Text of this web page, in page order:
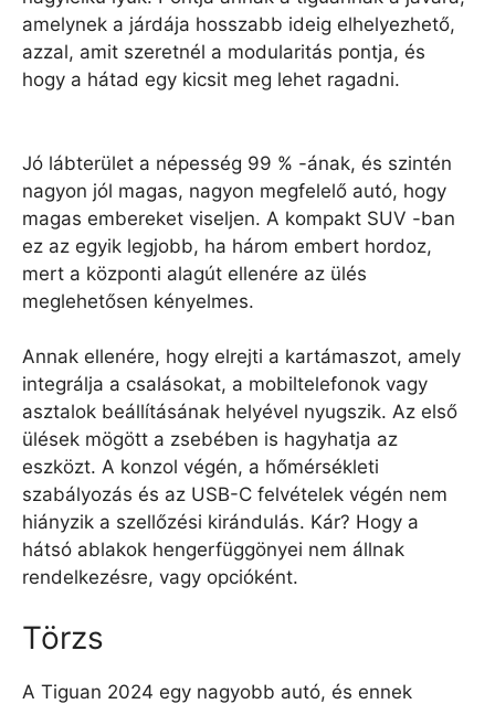
amelynek a járdája hosszabb ideig elhelyezhető,
azzal, amit szeretnél a modularitás pontja, és
hogy a hátad egy kicsit meg lehet ragadni.
Jó lábterület a népesség 99 % -ának, és szintén
nagyon jól magas, nagyon megfelelő autó, hogy
magas embereket viseljen. A kompakt SUV -ban
ez az egyik legjobb, ha három embert hordoz,
mert a központi alagút ellenére az ülés
meglehetősen kényelmes.
Annak ellenére, hogy elrejti a kartámaszot, amely
integrálja a csalásokat, a mobiltelefonok vagy
asztalok beállításának helyével nyugszik. Az első
ülések mögött a zsebében is hagyhatja az
eszközt. A konzol végén, a hőmérsékleti
szabályozás és az USB-C felvételek végén nem
hiányzik a szellőzési kirándulás. Kár? Hogy a
hátsó ablakok hengerfüggönyei nem állnak
rendelkezésre, vagy opcióként.
Törzs
A Tiguan 2024 egy nagyobb autó, és ennek